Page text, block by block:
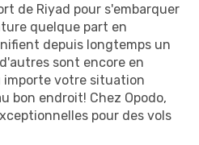
de Riyad pour s'embarquer
quelque part en
depuis longtemps un
sont encore en
importe votre situation
bon endroit! Chez Opodo,
pour des vols